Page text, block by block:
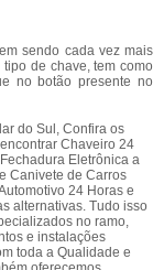
sendo cada vez mais
de chave, tem como
no botão presente no
do Sul, Confira os
Chaveiro 24
Eletrônica a
Canivete de Carros
24 Horas e
alternativas. Tudo isso
no ramo,
e instalações
toda a Qualidade e